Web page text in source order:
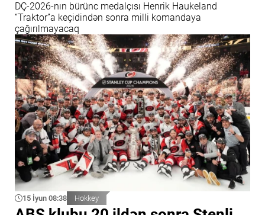
DÇ-2026-nın bürünc medalçısı Henrik Haukeland
“Traktor”a keçidindən sonra milli komandaya
çağırılmayacaq
15 İyun 08:38 Hokkey